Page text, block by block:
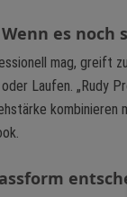
es noch
mag, greift
Laufen. „Rudy
kombinieren